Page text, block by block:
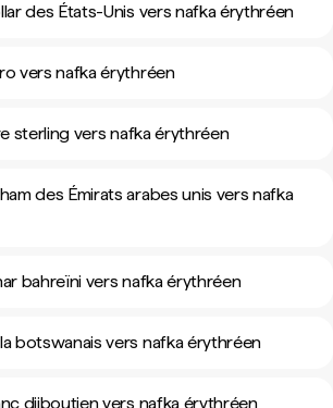
des États-Unis vers nafka érythréen
vers nafka érythréen
sterling vers nafka érythréen
des Émirats arabes unis vers nafka
bahreïni vers nafka érythréen
botswanais vers nafka érythréen
djiboutien vers nafka érythréen